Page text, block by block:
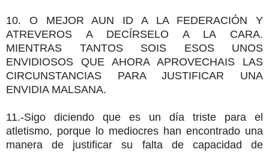
10. O MEJOR AUN ID A LA FEDERACIÓN Y
ATREVEROS A DECÍRSELO A LA CARA.
MIENTRAS TANTOS SOIS ESOS UNOS
ENVIDIOSOS QUE AHORA APROVECHAIS LAS
CIRCUNSTANCIAS PARA JUSTIFICAR UNA
ENVIDIA MALSANA.
11.-Sigo diciendo que es un día triste para el
atletismo, porque lo mediocres han encontrado una
manera de justificar su falta de capacidad de